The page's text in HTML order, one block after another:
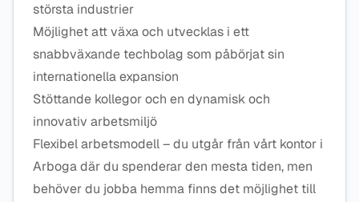
största industrier
Möjlighet att växa och utvecklas i ett
snabbväxande techbolag som påbörjat sin
internationella expansion
Stöttande kollegor och en dynamisk och
innovativ arbetsmiljö
Flexibel arbetsmodell – du utgår från vårt kontor i
Arboga där du spenderar den mesta tiden, men
behöver du jobba hemma finns det möjlighet till